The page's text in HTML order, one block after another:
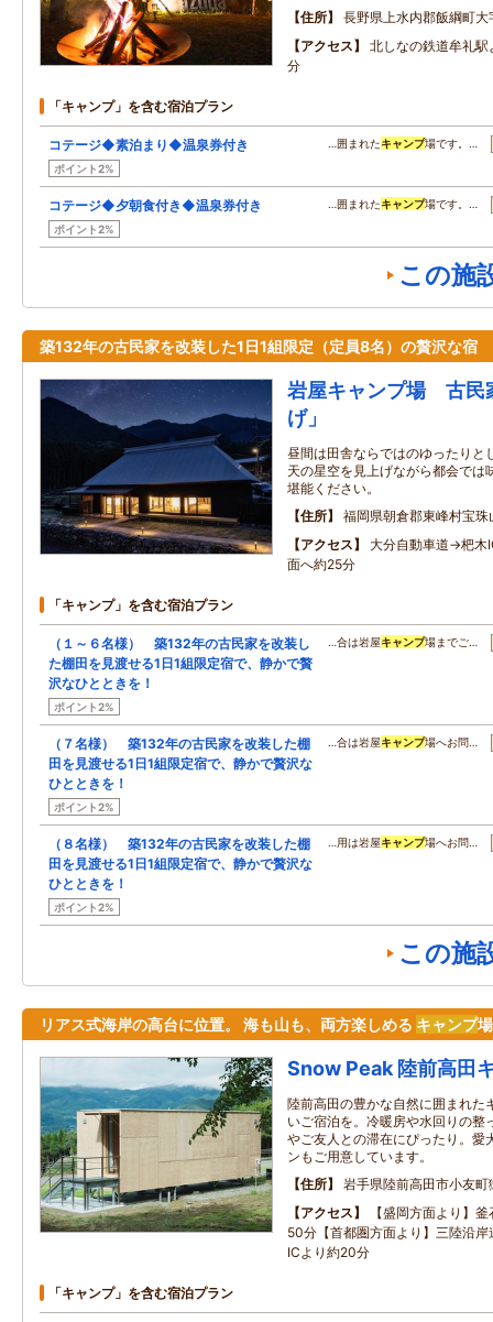
住所
長野県上水内郡飯綱町大
アクセス
北しなの鉄道牟礼
分
「キャンプ」を含む宿泊プラン
コテージ◆素泊まり◆温泉券付き
ポイント2%
…囲まれたキャンプ場です。…
コテージ◆夕朝食付き◆温泉券付き
ポイント2%
…囲まれたキャンプ場です。…
この施
築132年の古民家を改装した1日1組限定（定員8名）の贅沢な宿
岩屋キャンプ場 古民
げ」
昼間は田舎ならではのゆったりと
天の星空を見上げながら都会では
堪能ください。
住所
福岡県朝倉郡東峰村宝
アクセス
大分自動車道→杷木
面へ約25分
「キャンプ」を含む宿泊プラン
（１～６名様） 築132年の古民家を改装し
た棚田を見渡せる1日1組限定宿で、静かで贅
沢なひとときを！
ポイント2%
…合は岩屋キャンプ場までご…
（７名様） 築132年の古民家を改装した棚
田を見渡せる1日1組限定宿で、静かで贅沢な
ひとときを！
ポイント2%
…合は岩屋キャンプ場へお問…
（８名様） 築132年の古民家を改装した棚
田を見渡せる1日1組限定宿で、静かで贅沢な
ひとときを！
ポイント2%
…用は岩屋キャンプ場へお問…
この施
リアス式海岸の高台に位置。 海も山も、両方楽しめる キャンプ
Snow Peak 陸前高田
陸前高田の豊かな自然に囲まれた
いご宿泊を。冷暖房や水回りの整
やご友人との滞在にぴったり。愛
ンもご用意しています。
住所
岩手県陸前高田市小友
アクセス
【盛岡方面より】
50分【首都圏方面より】三陸沿
ICより約20分
「キャンプ」を含む宿泊プラン